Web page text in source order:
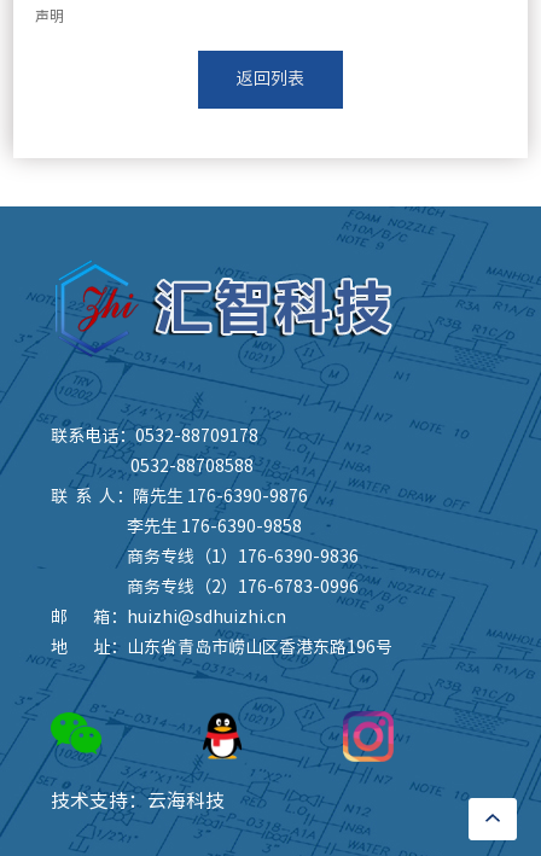
声明
返回列表
联系电话：0532-88709178
0532-88708588
联 系 人：隋先生 176-6390-9876
李先生 176-6390-9858
商务专线（1）176-6390-9836
商务专线（2）176-6783-0996
邮 箱：huizhi@sdhuizhi.cn
地 址：山东省青岛市崂山区香港东路196号
技术支持：云海科技